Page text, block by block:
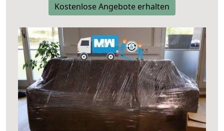
Kostenlose Angebote erhalten